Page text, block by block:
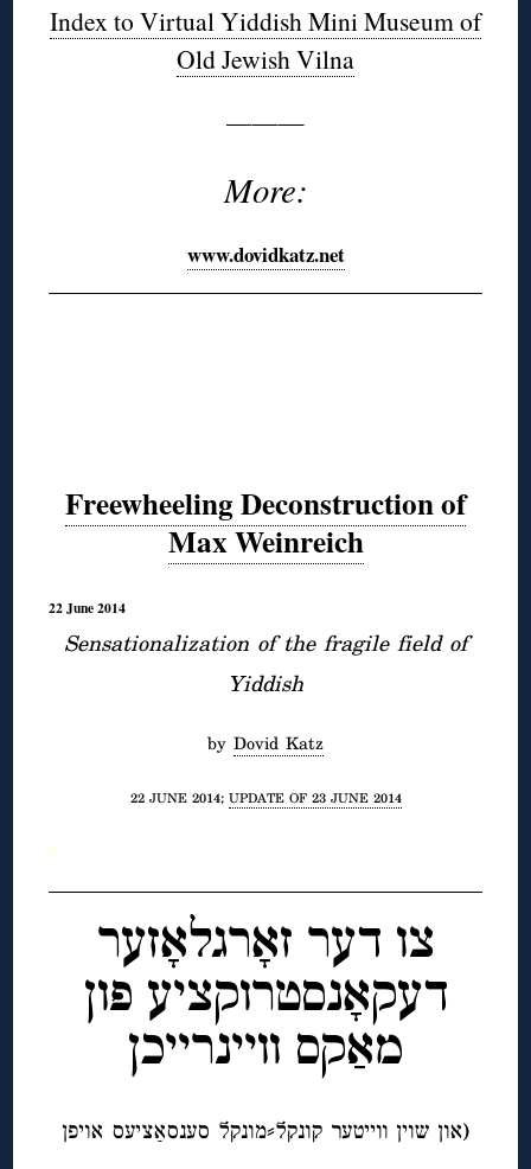
Index to Virtual Yiddish Mini Museum of
Old Jewish Vilna
———
More:
www.dovidkatz.net
Freewheeling Deconstruction of
Max Weinreich
22 June 2014
Sensationalization of the fragile field of
Yiddish
by Dovid Katz
22 JUNE 2014; UPDATE OF 23 JUNE 2014
◊
צו דער זאָרגלאָזער
דעקאָנסטרוקציע פון
מאַקס וויינרייכן
(און שוין ווייטער קונקל⸗מונקל סענסאַציעס אויפן